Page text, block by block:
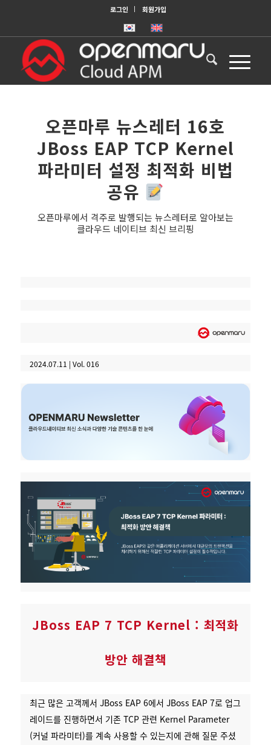
로그인 회원가입
오픈마루 뉴스레터 16호
JBoss EAP TCP Kernel
파라미터 설정 최적화 비법
공유
오픈마루에서 격주로 발행되는 뉴스레터로 알아보는
클라우드 네이티브 최신 브리핑
2024.07.11 | Vol. 016
JBoss EAP 7 TCP Kernel : 최적화
방안 해결책
최근 많은 고객께서 JBoss EAP 6에서 JBoss EAP 7로 업그
레이드를 진행하면서 기존 TCP 관련 Kernel Parameter
(커널 파라미터)를 계속 사용할 수 있는지에 관해 질문 주셨